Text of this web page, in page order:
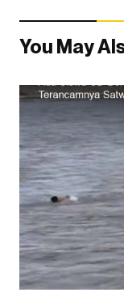
You May